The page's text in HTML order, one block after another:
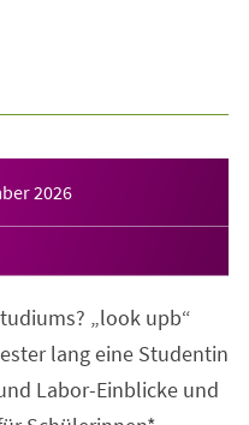
2026
„look upb“
lang eine Studentin
Labor-Einblicke und